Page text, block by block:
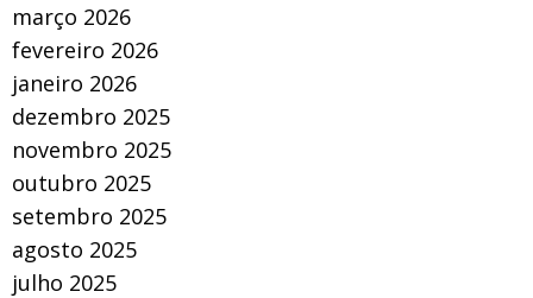
março 2026
fevereiro 2026
janeiro 2026
dezembro 2025
novembro 2025
outubro 2025
setembro 2025
agosto 2025
julho 2025